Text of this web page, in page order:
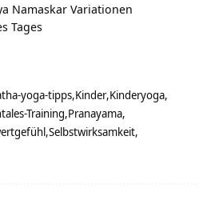
Namaskar Variationen
Tages
yoga-tipps Kinder Kinderyoga
Training Pranayama
Selbstwirksamkeit